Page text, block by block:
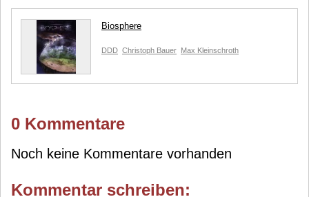
Biosphere
DDD Christoph Bauer Max Kleinschroth
0 Kommentare
Noch keine Kommentare vorhanden
Kommentar schreiben: